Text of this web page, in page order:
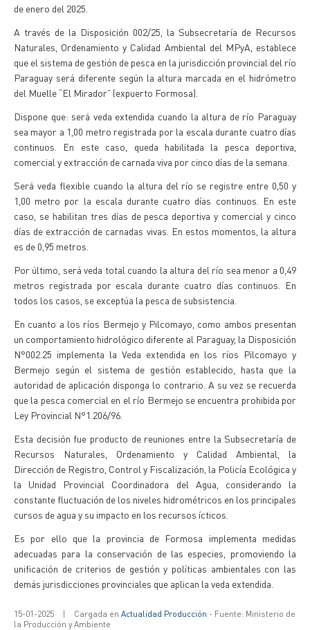
de enero del 2025.
A través de la Disposición 002/25, la Subsecretaría de Recursos
Naturales, Ordenamiento y Calidad Ambiental del MPyA, establece
que el sistema de gestión de pesca en la jurisdicción provincial del río
Paraguay será diferente según la altura marcada en el hidrómetro
del Muelle “El Mirador” (expuerto Formosa).
Dispone que: será veda extendida cuando la altura de río Paraguay
sea mayor a 1,00 metro registrada por la escala durante cuatro días
continuos. En este caso, queda habilitada la pesca deportiva,
comercial y extracción de carnada viva por cinco días de la semana.
Será veda flexible cuando la altura del río se registre entre 0,50 y
1,00 metro por la escala durante cuatro días continuos. En este
caso, se habilitan tres días de pesca deportiva y comercial y cinco
días de extracción de carnadas vivas. En estos momentos, la altura
es de 0,95 metros.
Por último, será veda total cuando la altura del río sea menor a 0,49
metros registrada por escala durante cuatro días continuos. En
todos los casos, se exceptúa la pesca de subsistencia.
En cuanto a los ríos Bermejo y Pilcomayo, como ambos presentan
un comportamiento hidrológico diferente al Paraguay, la Disposición
N°002.25 implementa la Veda extendida en los ríos Pilcomayo y
Bermejo según el sistema de gestión establecido, hasta que la
autoridad de aplicación disponga lo contrario. A su vez se recuerda
que la pesca comercial en el río Bermejo se encuentra prohibida por
Ley Provincial N°1.206/96.
Esta decisión fue producto de reuniones entre la Subsecretaría de
Recursos Naturales, Ordenamiento y Calidad Ambiental, la
Dirección de Registro, Control y Fiscalización, la Policía Ecológica y
la Unidad Provincial Coordinadora del Agua, considerando la
constante fluctuación de los niveles hidrométricos en los principales
cursos de agua y su impacto en los recursos ícticos.
Es por ello que la provincia de Formosa implementa medidas
adecuadas para la conservación de las especies, promoviendo la
unificación de criterios de gestión y políticas ambientales con las
demás jurisdicciones provinciales que aplican la veda extendida.
15-01-2025 | Cargada en Actualidad Producción - Fuente: Ministerio de
la Producción y Ambiente